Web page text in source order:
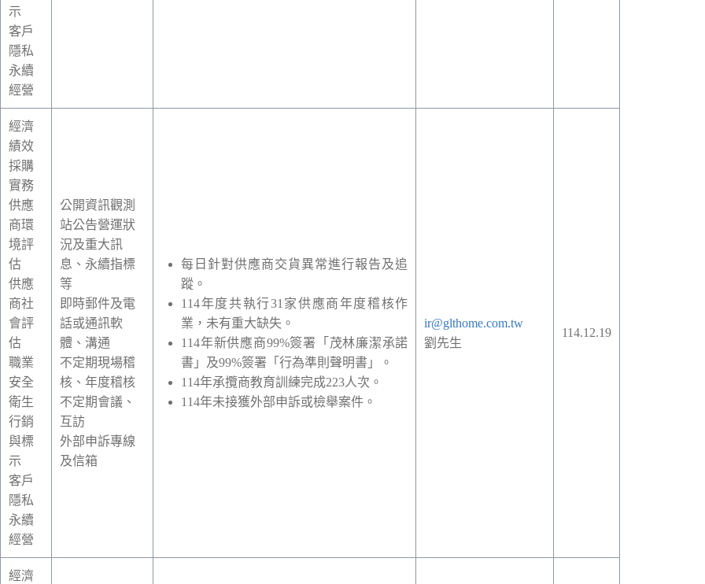
示
客戶
隱私
永續
經營
經濟
績效
採購
實務
供應
商環
境評
估
供應
商社
會評
估
職業
安全
衛生
行銷
與標
示
客戶
隱私
永續
經營
公開資訊觀測
站公告營運狀
況及重大訊
息、永續指標
等
即時郵件及電
話或通訊軟
體、溝通
不定期現場稽
核、年度稽核
不定期會議、
互訪
外部申訴專線
及信箱
每日針對供應商交貨異常進行報告及追
蹤。
114年度共執行31 家供應商年度稽核作
業，未有重大缺失。
114年新供應商99%簽署「茂林廉潔承諾
書」及99%簽署「行為準則聲明書」。
114年承攬商教育訓練完成223人次。
114年未接獲外部申訴或檢舉案件。
ir@glthome.com.tw
劉先生
114.12.19
經濟